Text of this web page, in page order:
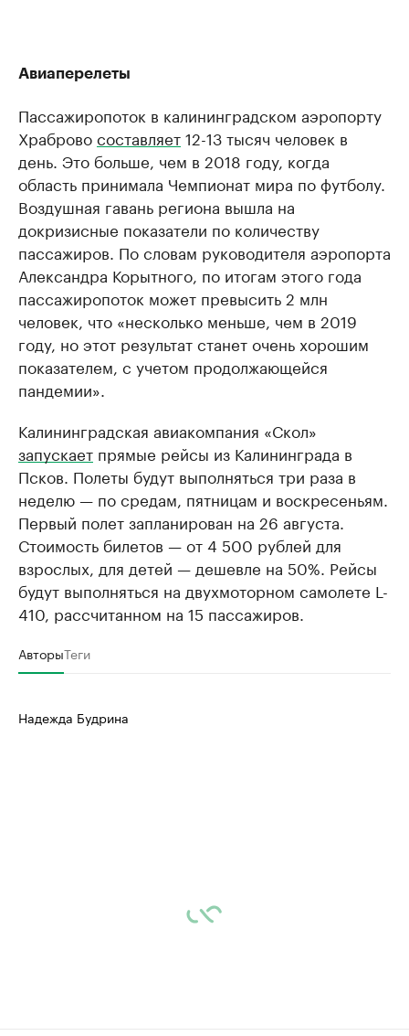
Авиаперелеты
Пассажиропоток в калининградском аэропорту
Храбровосоставляет12-13 тысяч человек в
день. Это больше, чем в 2018 году, когда
область принимала Чемпионат мира по футболу.
Воздушная гавань региона вышла на
докризисные показатели по количеству
пассажиров. По словам руководителя аэропорта
Александра Корытного, по итогам этого года
пассажиропоток может превысить 2 млн
человек, что «несколько меньше, чем в 2019
году, но этот результат станет очень хорошим
показателем, с учетом продолжающейся
пандемии».
Калининградская авиакомпания «Скол»
запускает прямые рейсы из Калининграда в
Псков. Полеты будут выполняться три раза в
неделю — по средам, пятницам и воскресеньям.
Первый полет запланирован на 26 августа.
Стоимость билетов — от 4 500 рублей для
взрослых, для детей — дешевле на 50%. Рейсы
будут выполняться на двухмоторном самолете L-
410, рассчитанном на 15 пассажиров.
АвторыТеги
Надежда Будрина